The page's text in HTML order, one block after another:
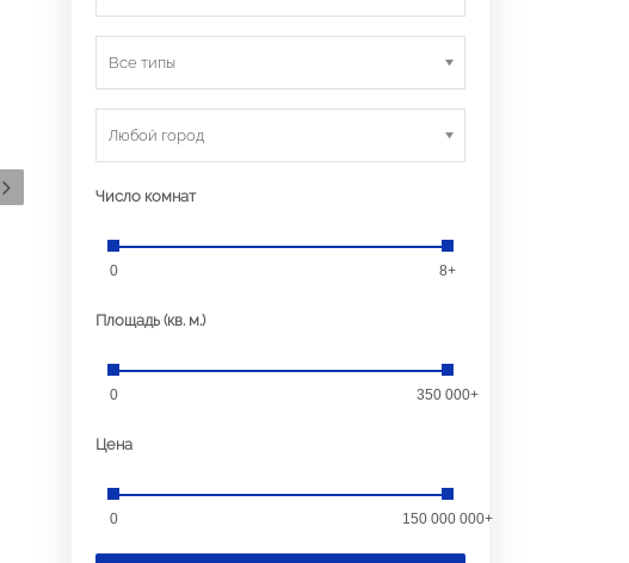
Все типы
Любой город
Число комнат
0 8+
Площадь (кв. м.)
0 350 000+
Цена
0 150 000 000+